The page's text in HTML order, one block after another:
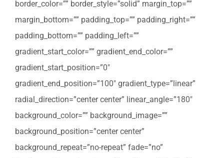
border_color=”” border_style=”solid” margin_top=””
margin_bottom=”” padding_top=”” padding_right=””
padding_bottom=”” padding_left=””
gradient_start_color=”” gradient_end_color=””
gradient_start_position=”0″
gradient_end_position=”100″ gradient_type=”linear”
radial_direction=”center center” linear_angle=”180″
background_color=”” background_image=””
background_position=”center center”
background_repeat=”no-repeat” fade=”no”